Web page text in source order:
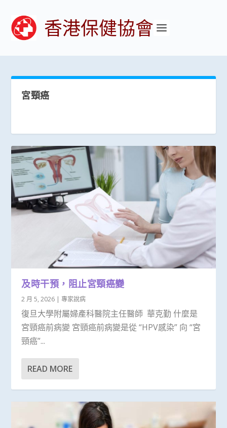
香港保健協會
宮頸癌
及時干預，阻止宮頸癌變
2 月 5, 2026 |專家說病
復旦大學附屬婦產科醫院主任醫師 華克勤 什麼是
宮頸癌前病變 宮頸癌前病變是從 “HPV感染” 向 “宮
頸癌”...
READ MORE